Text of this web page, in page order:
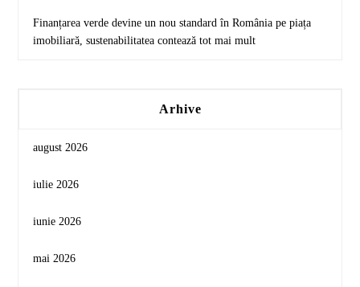
Finanțarea verde devine un nou standard în România pe piața
imobiliară, sustenabilitatea contează tot mai mult
Arhive
august 2026
iulie 2026
iunie 2026
mai 2026